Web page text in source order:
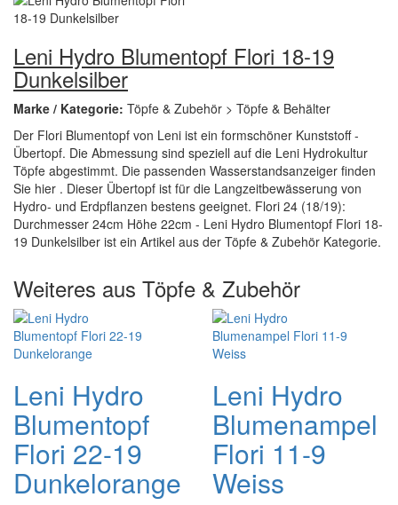
Leni Hydro Blumentopf Flori 18-19
Dunkelsilber
Marke / Kategorie: Töpfe & Zubehör > Töpfe & Behälter
Der Flori Blumentopf von Leni ist ein formschöner Kunststoff -
Übertopf. Die Abmessung sind speziell auf die Leni Hydrokultur
Töpfe abgestimmt. Die passenden Wasserstandsanzeiger finden
Sie hier . Dieser Übertopf ist für die Langzeitbewässerung von
Hydro- und Erdpflanzen bestens geeignet. Flori 24 (18/19):
Durchmesser 24cm Höhe 22cm - Leni Hydro Blumentopf Flori 18-
19 Dunkelsilber ist ein Artikel aus der Töpfe & Zubehör Kategorie.
Weiteres aus Töpfe & Zubehör
Leni Hydro
Blumentopf
Flori 22-19
Dunkelorange
Leni Hydro
Blumenampel
Flori 11-9
Weiss